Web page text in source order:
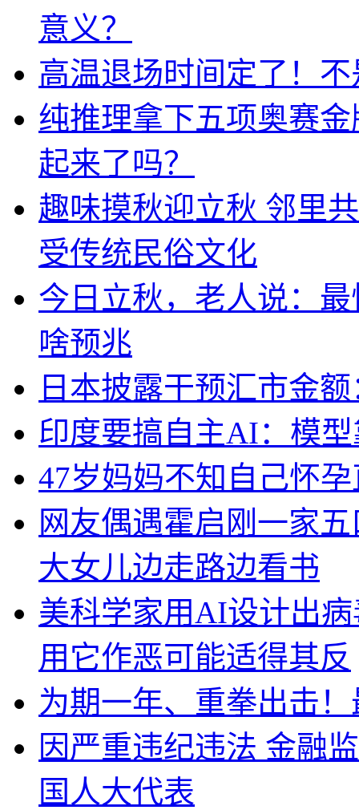
意义？
高温退场时间定了！
纯推理拿下五项奥赛
起来了吗？
趣味摸秋迎立秋 邻里
受传统民俗文化
今日立秋，老人说：
啥预兆
日本披露干预汇市金
印度要搞自主AI：模
47岁妈妈不知自己怀
网友偶遇霍启刚一家
大女儿边走路边看书
美科学家用AI设计出
用它作恶可能适得其反
为期一年、重拳出击
因严重违纪违法 金融
国人大代表